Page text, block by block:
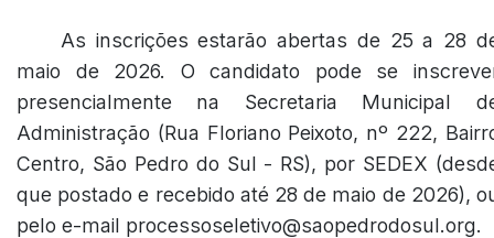
As inscrições estarão abertas de 25 a 28
maio de 2026. O candidato pode se
presencialmente na Secretaria Municipal
Administração (Rua Floriano Peixoto, nº 222,
Centro, São Pedro do Sul - RS), por SEDEX
que postado e recebido até 28 de maio de 2026),
pelo e-mail processoseletivo@saopedrodosul.org.